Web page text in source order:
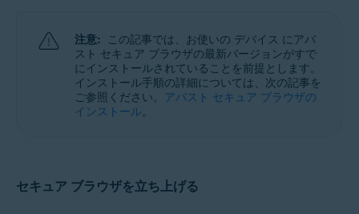
注意: この記事では、お使いの デバイス にアバ
スト セキュア ブラウザの最新バージョンがすで
にインストールされていることを前提とします。
インストール手順の詳細については、次の記事を
ご参照ください。 アバスト セキュア ブラウザの
インストール。
セキュア ブラウザを立ち上げる